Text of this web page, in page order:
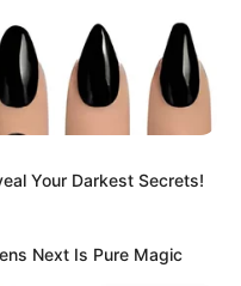
y tortura
Your Darkest Secrets!
Next Is Pure Magic